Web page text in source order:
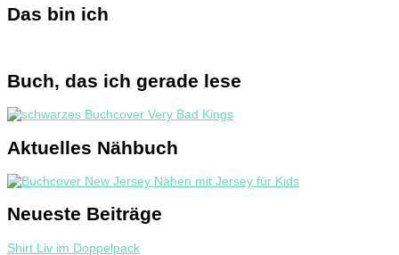
Das bin ich
Buch, das ich gerade lese
Aktuelles Nähbuch
Neueste Beiträge
Shirt Liv im Doppelpack